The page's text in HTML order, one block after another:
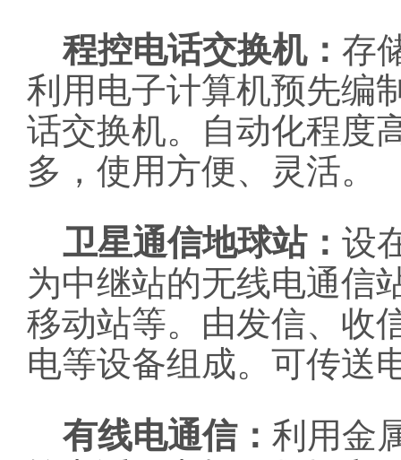
程控电话交换机： 存
利用电子计算机预先编
话交换机。自动化程度
多，使用方便、灵活。
卫星通信地球站： 设
为中继站的无线电通信
移动站等。由发信、收
电等设备组成。可传送
有线电通信： 利用金